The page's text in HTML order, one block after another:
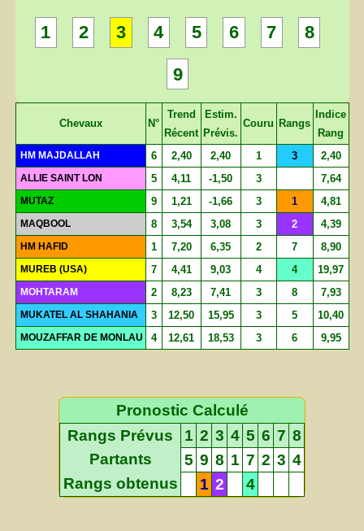
1 2 3 4 5 6 7 8
9
Chevaux N°
Trend
Récent
Estim.
Prévis.
Couru Rangs
Indice
Rang
HM MAJDALLAH 6 2,40 2,40 1 3 2,40
ALLIE SAINT LON 5 4,11 -1,50 3 7,64
MUTAZ 9 1,21 -1,66 3 1 4,81
MAQBOOL 8 3,54 3,08 3 2 4,39
HM HAFID 1 7,20 6,35 2 7 8,90
MUREB (USA) 7 4,41 9,03 4 4 19,97
MOHTARAM 2 8,23 7,41 3 8 7,93
MUKATEL AL SHAHANIA 3 12,50 15,95 3 5 10,40
MOUZAFFAR DE MONLAU 4 12,61 18,53 3 6 9,95
Pronostic Calculé
Rangs Prévus
1 2 3 4 5 6 7 8
Partants
5 9 8 1 7 2 3 4
Rangs obtenus
1 2 4